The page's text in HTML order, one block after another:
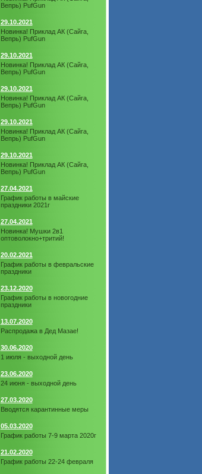
Вепрь) PufGun
29.10.2021
Новинка! Приклад АК (Сайга,
Вепрь) PufGun
29.10.2021
Новинка! Приклад АК (Сайга,
Вепрь) PufGun
29.10.2021
Новинка! Приклад АК (Сайга,
Вепрь) PufGun
29.10.2021
Новинка! Приклад АК (Сайга,
Вепрь) PufGun
29.10.2021
Новинка! Приклад АК (Сайга,
Вепрь) PufGun
27.04.2021
График работы в майские
праздники 2021г
27.04.2021
Новинка! Мушки 2в1
оптоволокно+тритий!
20.02.2021
График работы в февральские
праздники
23.12.2020
График работы в новогодние
праздники
13.07.2020
Распродажа в Дед Мазае!
30.06.2020
1 июля - выходной день
23.06.2020
24 июня - выходной день
27.03.2020
Вводятся карантинные меры
05.03.2020
График работы 7-9 марта 2020г
21.02.2020
График работы 22-24 февраля